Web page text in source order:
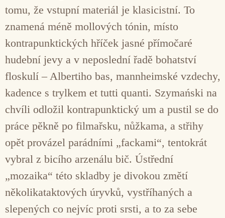
tomu, že vstupní materiál je klasicistní. To
znamená méně mollových tónin, místo
kontrapunktických hříček jasné přímočaré
hudební jevy a v neposlední řadě bohatství
floskulí – Albertiho bas, mannheimské vzdechy,
kadence s trylkem et tutti quanti. Szymański na
chvíli odložil kontrapunktický um a pustil se do
práce pěkně po filmařsku, nůžkama, a střihy
opět provázel parádními „fackami“, tentokrát
vybral z bicího arzenálu bič. Ústřední
„mozaika“ této skladby je divokou změtí
několikataktových úryvků, vystříhaných a
slepených co nejvíc proti srsti, a to za sebe